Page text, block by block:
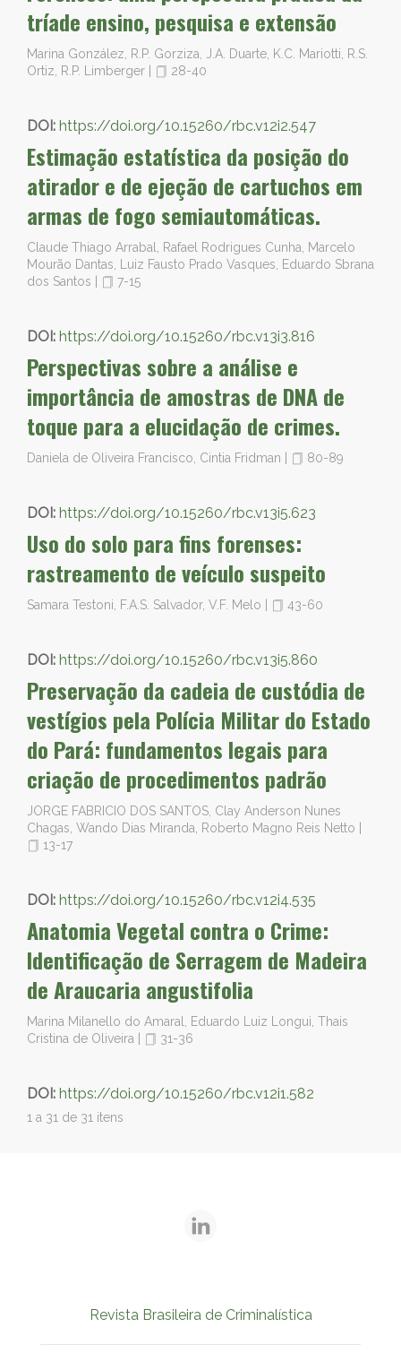
tríade ensino, pesquisa e extensão
Marina González, R.P. Gorziza, J.A. Duarte, K.C. Mariotti, R.S.
Ortiz, R.P. Limberger
28-40
DOI: https://doi.org/10.15260/rbc.v12i2.547
Estimação estatística da posição do
atirador e de ejeção de cartuchos em
armas de fogo semiautomáticas.
Claude Thiago Arrabal, Rafael Rodrigues Cunha, Marcelo
Mourão Dantas, Luiz Fausto Prado Vasques, Eduardo Sbrana
dos Santos
7-15
DOI: https://doi.org/10.15260/rbc.v13i3.816
Perspectivas sobre a análise e
importância de amostras de DNA de
toque para a elucidação de crimes.
Daniela de Oliveira Francisco, Cintia Fridman 80-89
DOI: https://doi.org/10.15260/rbc.v13i5.623
Uso do solo para fins forenses:
rastreamento de veículo suspeito
Samara Testoni, F.A.S. Salvador, V.F. Melo 43-60
DOI: https://doi.org/10.15260/rbc.v13i5.860
Preservação da cadeia de custódia de
vestígios pela Polícia Militar do Estado
do Pará: fundamentos legais para
criação de procedimentos padrão
JORGE FABRICIO DOS SANTOS, Clay Anderson Nunes
Chagas, Wando Dias Miranda, Roberto Magno Reis Netto
13-17
DOI: https://doi.org/10.15260/rbc.v12i4.535
Anatomia Vegetal contra o Crime:
Identificação de Serragem de Madeira
de Araucaria angustifolia
Marina Milanello do Amaral, Eduardo Luiz Longui, Thais
Cristina de Oliveira
31-36
DOI: https://doi.org/10.15260/rbc.v12i1.582
1 a 31 de 31 itens
Revista Brasileira de Criminalística